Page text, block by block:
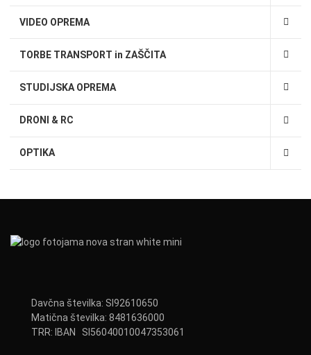
VIDEO OPREMA
TORBE TRANSPORT in ZAŠČITA
STUDIJSKA OPREMA
DRONI & RC
OPTIKA
Davčna številka: SI92610650
Matična številka: 8481636000
TRR: IBAN SI56040010047353061